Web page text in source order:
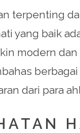
terpenting
yang baik
modern
dari para